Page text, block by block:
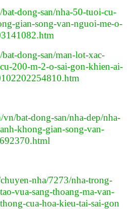
dong-san/nha-50-tuoi-cu-
gian-song-van-nguoi-me-o-
dong-san/man-lot-xac-
200-m-2-o-sai-gon-khien-ai-
bat-dong-san/nha-dep/nha-
khong-gian-song-van-
nha/7273/nha-trong-
vua-sang-thoang-ma-van-
cua-hoa-kieu-tai-sai-gon